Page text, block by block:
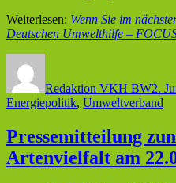
Weiterlesen: Wenn Sie im
Deutschen Umwelthilfe –
Redaktion VKH BW2.
Energiepolitik, Umweltverband
Pressemitteilung
Artenvielfalt am